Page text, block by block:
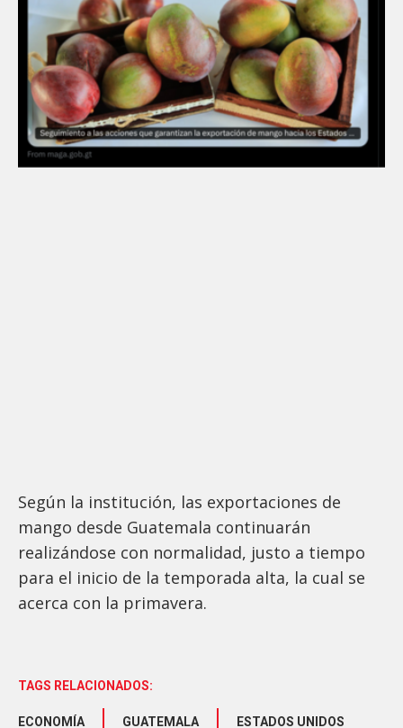
Según la institución, las exportaciones de
mango desde Guatemala continuarán
realizándose con normalidad, justo a tiempo
para el inicio de la temporada alta, la cual se
acerca con la primavera.
TAGS RELACIONADOS:
ECONOMÍA GUATEMALA ESTADOS UNIDOS